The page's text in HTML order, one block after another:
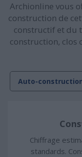
Archionline vous
construction de
constructif et du
construction, clos
Auto-
Chiffrage
standards.